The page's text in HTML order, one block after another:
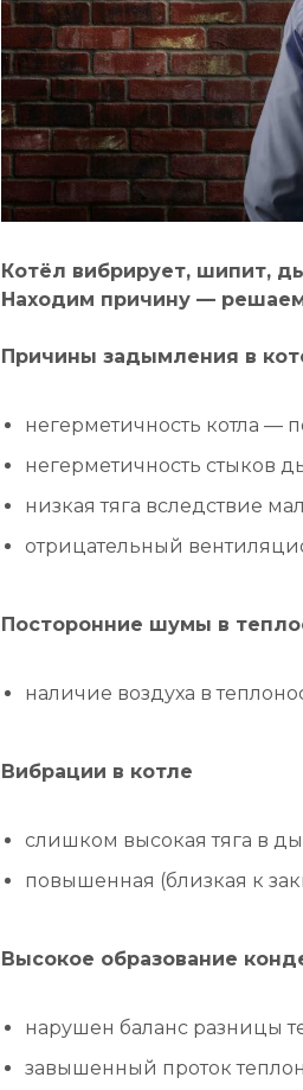
Котёл вибрирует, шипит,
Находим причину —
Причины задымления в
негерметичность котла —
негерметичность стыков
низкая тяга вследствие
отрицательный
Посторонние шумы в
наличие воздуха в
Вибрации в котле
слишком высокая тяга в
повышенная (близкая к
Высокое образование
нарушен баланс разницы
завышенный проток